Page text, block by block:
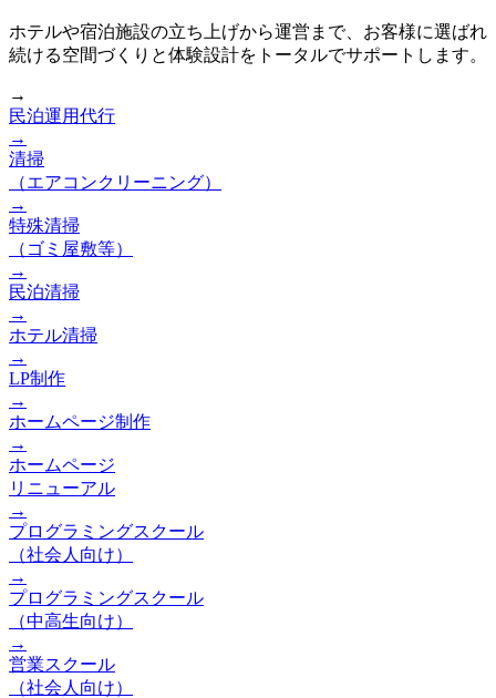
ホテルや宿泊施設の立ち上げから運営まで、お客様に選ばれ
続ける空間づくりと体験設計をトータルでサポートします。
→
民泊運用代行
→
清掃
（エアコンクリーニング）
→
特殊清掃
（ゴミ屋敷等）
→
民泊清掃
→
ホテル清掃
→
LP制作
→
ホームページ制作
→
ホームページ
リニューアル
→
プログラミングスクール
（社会人向け）
→
プログラミングスクール
（中高生向け）
→
営業スクール
（社会人向け）